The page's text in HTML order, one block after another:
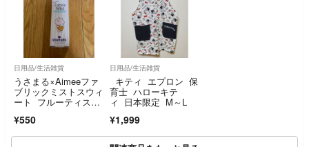
日用品/生活雑貨
うさまる×Aimeeファ
ブリックミストスウィ
ート フルーティスウ
¥550
日用品/生活雑貨
キティ エプロン 保
育士 ハローキテ
ィ 日本限定 M～L
¥1,999